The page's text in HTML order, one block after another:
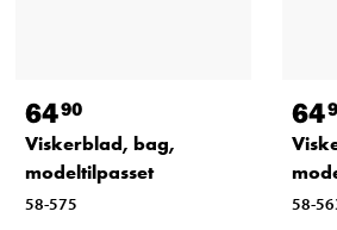
6490
Viskerblad, bag,
modeltilpasset
58-575
64
58-